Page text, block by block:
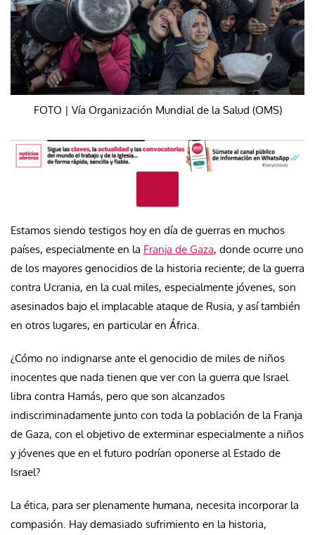
FOTO | Vía Organización Mundial de la Salud (OMS)
Estamos siendo testigos hoy en día de guerras en muchos
países, especialmente en la Franja de Gaza, donde ocurre uno
de los mayores genocidios de la historia reciente; de la guerra
contra Ucrania, en la cual miles, especialmente jóvenes, son
asesinados bajo el implacable ataque de Rusia, y así también
en otros lugares, en particular en África.
¿Cómo no indignarse ante el genocidio de miles de niños
inocentes que nada tienen que ver con la guerra que Israel
libra contra Hamás, pero que son alcanzados
indiscriminadamente junto con toda la población de la Franja
de Gaza, con el objetivo de exterminar especialmente a niños
y jóvenes que en el futuro podrían oponerse al Estado de
Israel?
La ética, para ser plenamente humana, necesita incorporar la
compasión. Hay demasiado sufrimiento en la historia,